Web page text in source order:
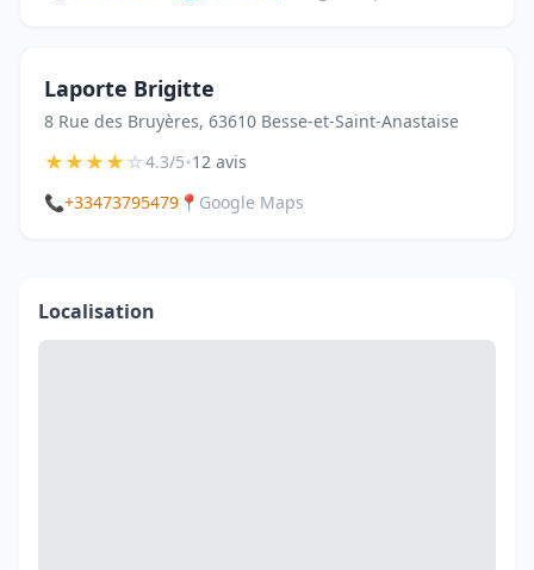
Laporte Brigitte
8 Rue des Bruyères, 63610 Besse-et-Saint-Anastaise
★★★★☆4.3/5•12 avis
📞+33473795479 📍 Google Maps
Localisation